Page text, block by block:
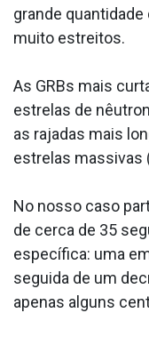
grande
muito estreitos.
As GRBs mais
estrelas de
as rajadas mais
estrelas massivas
No nosso caso
de cerca de 35
específica: uma
seguida de um
apenas alguns